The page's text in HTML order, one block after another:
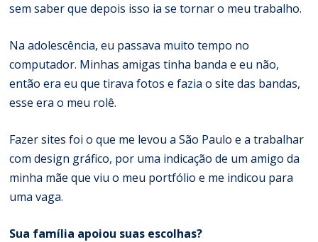
sem saber que depois isso ia se tornar o meu trabalho.
Na adolescência, eu passava muito tempo no
computador. Minhas amigas tinha banda e eu não,
então era eu que tirava fotos e fazia o site das bandas,
esse era o meu rolê.
Fazer sites foi o que me levou a São Paulo e a trabalhar
com design gráfico, por uma indicação de um amigo da
minha mãe que viu o meu portfólio e me indicou para
uma vaga.
Sua família apoiou suas escolhas?